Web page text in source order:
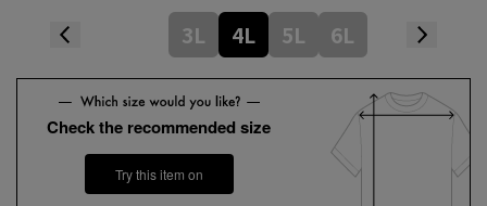
3L 4L 5L 6L
Check the recommended size
Try this item on